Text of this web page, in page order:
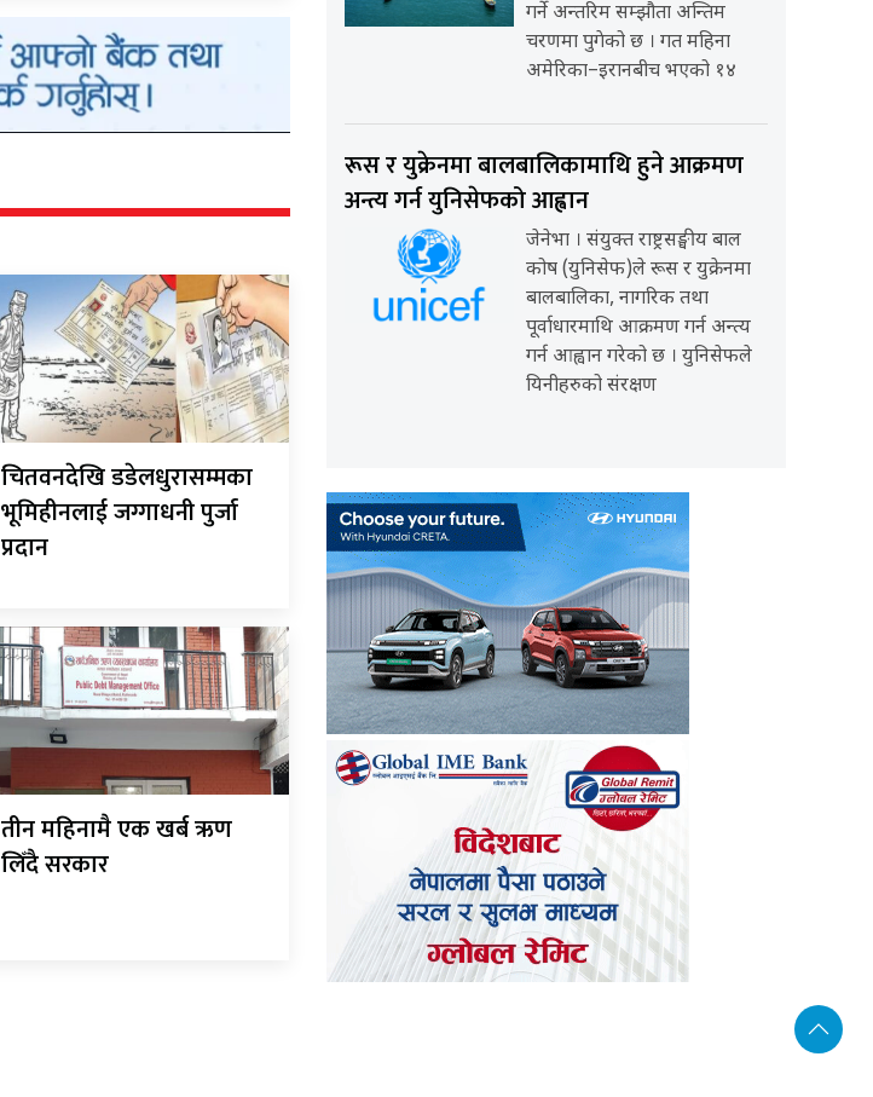
चितवनदेखि डडेलधुरासम्मका
भूमिहीनलाई जग्गाधनी पुर्जा
प्रदान
तीन महिनामै एक खर्ब ऋण
लिँदै सरकार
गर्ने अन्तरिम सम्झौता अन्तिम
चरणमा पुगेको छ । गत महिना
अमेरिका–इरानबीच भएको १४
रूस र युक्रेनमा बालबालिकामाथि हुने आक्रमण
अन्त्य गर्न युनिसेफको आह्वान
जेनेभा । संयुक्त राष्ट्रसङ्घीय बाल
कोष (युनिसेफ)ले रूस र युक्रेनमा
बालबालिका, नागरिक तथा
पूर्वाधारमाथि आक्रमण गर्न अन्त्य
गर्न आह्वान गरेको छ । युनिसेफले
यिनीहरुको संरक्षण